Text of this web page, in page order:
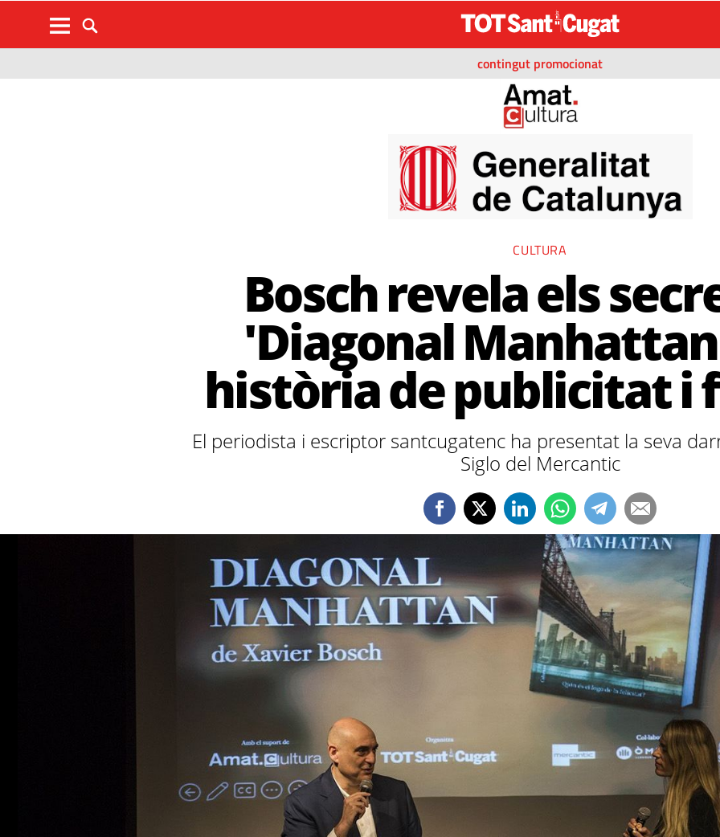
contingut promocionat
CULTURA
Bosch revela els
'Diagonal
història de publicitat i
El periodista i escriptor santcugatenc ha presentat la seva
Siglo del Mercantic